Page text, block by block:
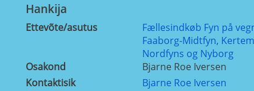
Hankija
Ettevõte/asutus
Fællesindkøb Fyn på
Faaborg-Midtfyn,
Nordfyns og Nyborg
Osakond
Bjarne Roe Iversen
Kontaktisik
Bjarne Roe Iversen